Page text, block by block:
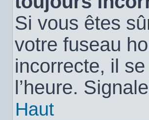
Si vous êtes
votre fuseau
incorrecte, il
l’heure.
Haut